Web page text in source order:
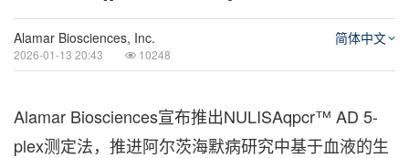
Alamar Biosciences, Inc.
2026-01-13 20:43 10248
简体中文
Alamar Biosciences宣布推出NULISAqpcr™ AD 5-
plex测定法，推进阿尔茨海默病研究中基于血液的生